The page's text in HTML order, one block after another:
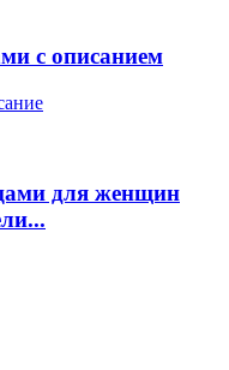
с описанием
для женщин